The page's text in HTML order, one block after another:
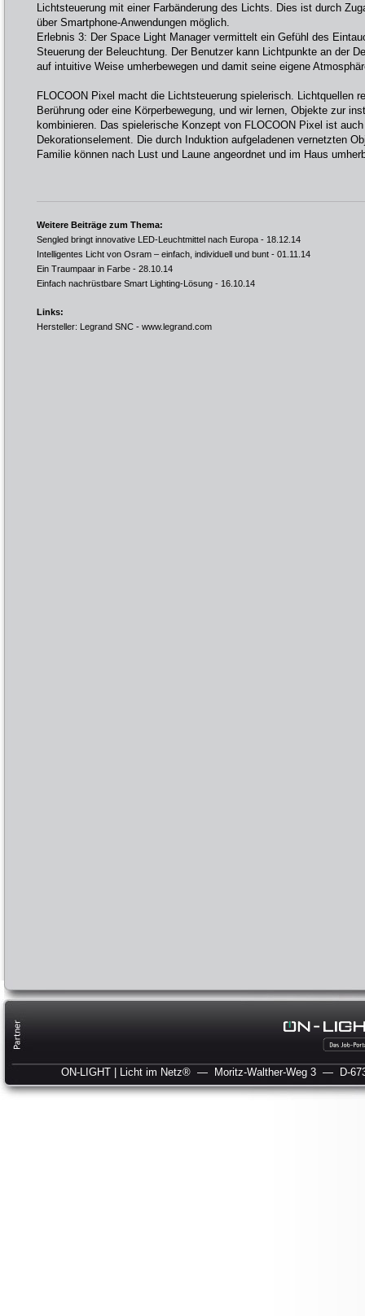
Lichtsteuerung mit einer Farbänderung des Lichts. Dies ist durch
über Smartphone-Anwendungen möglich.
Erlebnis 3: Der Space Light Manager vermittelt ein Gefühl des
Steuerung der Beleuchtung. Der Benutzer kann Lichtpunkte an der
auf intuitive Weise umherbewegen und damit seine eigene
FLOCOON Pixel macht die Lichtsteuerung spielerisch. Lichtquellen
Berührung oder eine Körperbewegung, und wir lernen, Objekte zur
kombinieren. Das spielerische Konzept von FLOCOON Pixel ist
Dekorationselement. Die durch Induktion aufgeladenen vernetzten
Familie können nach Lust und Laune angeordnet und im Haus
Weitere Beiträge zum Thema:
Sengled bringt innovative LED-Leuchtmittel nach Europa - 18.12.14
Intelligentes Licht von Osram – einfach, individuell und bunt - 01.11.14
Ein Traumpaar in Farbe - 28.10.14
Einfach nachrüstbare Smart Lighting-Lösung - 16.10.14
Links:
Hersteller: Legrand SNC - www.legrand.com
ON-LIGHT | Licht im Netz® — Moritz-Walther-Weg 3 — D-